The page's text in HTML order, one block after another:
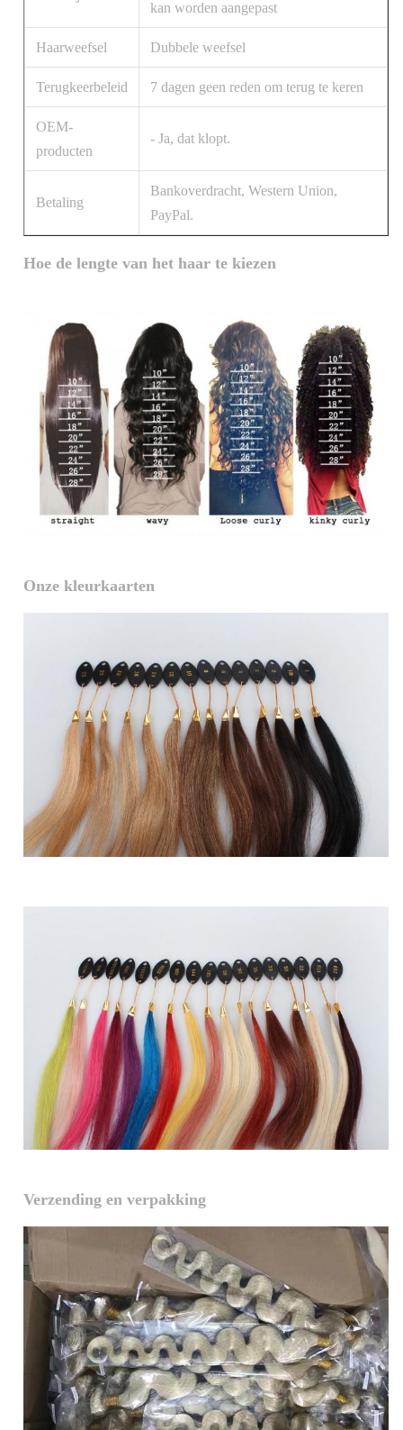
kan worden aangepast
Haarweefsel Dubbele weefsel
Terugkeerbeleid 7 dagen geen reden om terug te keren
OEM-
producten
- Ja, dat klopt.
Betaling
Bankoverdracht, Western Union,
PayPal.
Hoe de lengte van het haar te kiezen
Onze kleurkaarten
Verzending en verpakking